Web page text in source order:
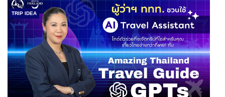
TRIP IDEA